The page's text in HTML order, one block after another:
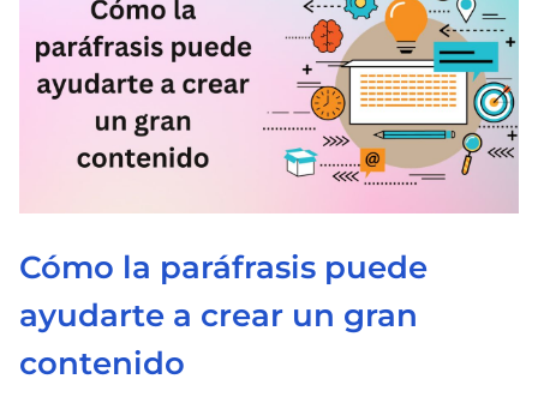
l
a
n
t
Cómo la paráfrasis puede
ayudarte a crear un gran
contenido